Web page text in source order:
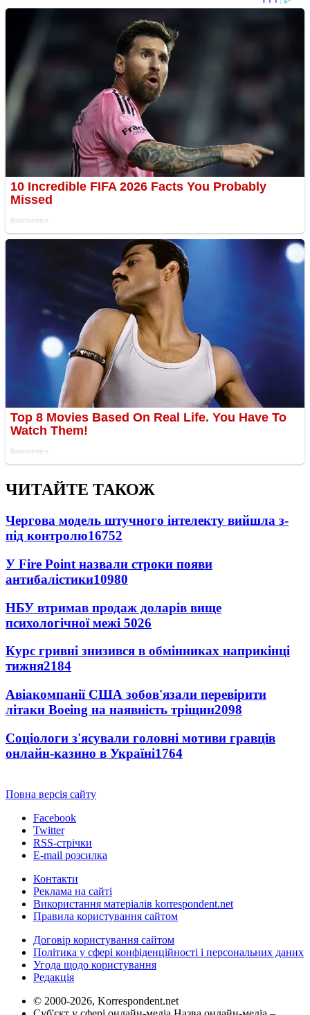
ЧИТАЙТЕ ТАКОЖ
Чергова модель штучного інтелекту вийшла з-
під контролю16752
У Fire Point назвали строки появи
антибалістики10980
НБУ втримав продаж доларів вище
психологічної межі 5026
Курс гривні знизився в обмінниках наприкінці
тижня2184
Авіакомпанії США зобов'язали перевірити
літаки Boeing на наявність тріщин2098
Соціологи з'ясували головні мотиви гравців
онлайн-казино в Україні1764
Повна версія сайту
Facebook
Twitter
RSS-стрічки
E-mail розсилка
Контакти
Реклама на сайті
Використання матеріалів korrespondent.net
Правила користування сайтом
Договір користування сайтом
Політика у сфері конфіденційності і персональних даних
Угода щодо користування
Редакція
© 2000-2026, Korrespondent.net